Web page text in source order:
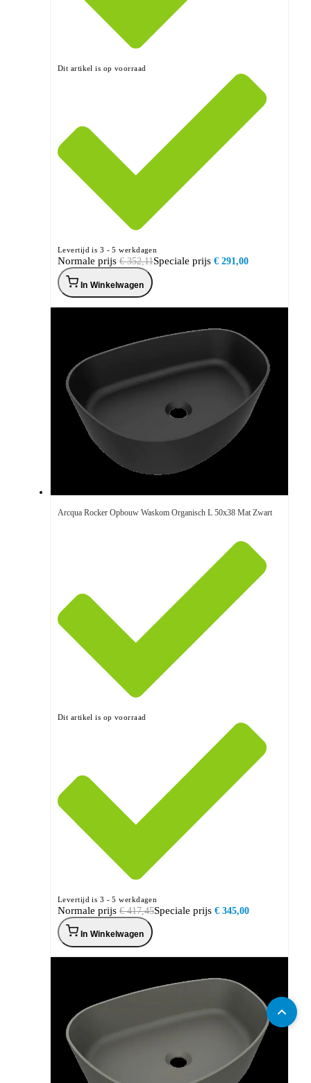
Dit artikel is op voorraad
Levertijd is 3 - 5 werkdagen
Speciale prijs € 291,00
Normale prijs € 352,11
In Winkelwagen
Arcqua Rocker Opbouw Waskom Organisch L 50x38 Mat Zwart
Dit artikel is op voorraad
Levertijd is 3 - 5 werkdagen
Speciale prijs € 345,00
Normale prijs € 417,45
In Winkelwagen